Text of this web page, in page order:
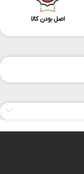
اصل بودن کالا